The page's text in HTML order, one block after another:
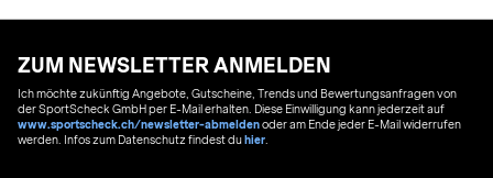
ZUM NEWSLETTER ANMELDEN
Ich möchte zukünftig Angebote, Gutscheine, Trends und Bewertungsanfragen von
der SportScheck GmbH per E-Mail erhalten. Diese Einwilligung kann jederzeit auf
www.sportscheck.ch/newsletter-abmeldenoder am Ende jeder E-Mail widerrufen
werden. Infos zum Datenschutz findest duhier